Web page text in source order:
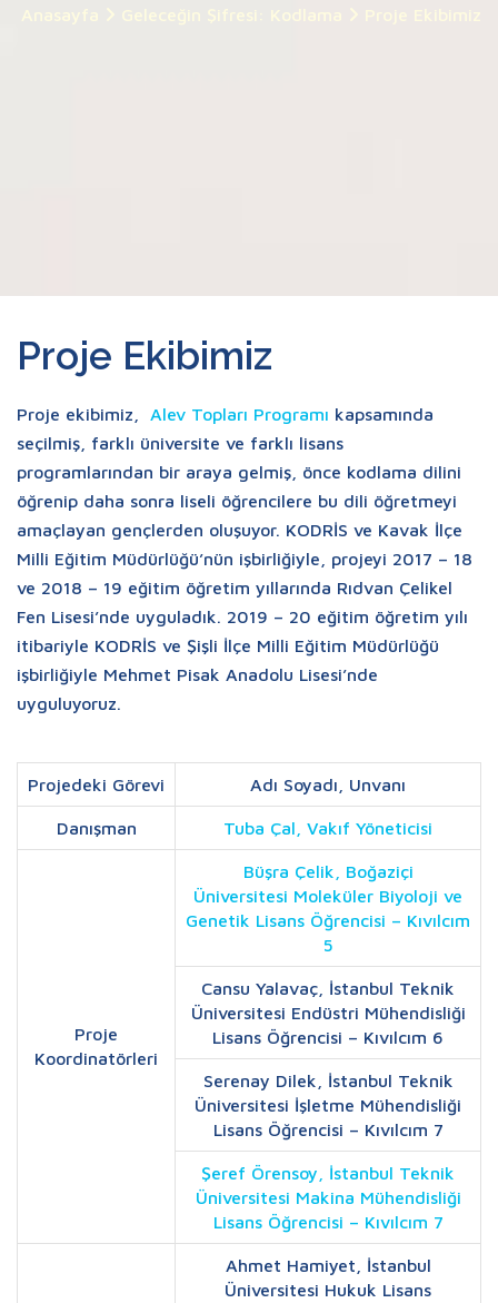
Proje Ekibimiz
Proje ekibimiz, Alev Topları Programı kapsamında
seçilmiş, farklı üniversite ve farklı lisans
programlarından bir araya gelmiş, önce kodlama dilini
öğrenip daha sonra liseli öğrencilere bu dili öğretmeyi
amaçlayan gençlerden oluşuyor. KODRİS ve Kavak İlçe
Milli Eğitim Müdürlüğü’nün işbirliğiyle, projeyi 2017 – 18
ve 2018 – 19 eğitim öğretim yıllarında Rıdvan Çelikel
Fen Lisesi’nde uyguladık. 2019 – 20 eğitim öğretim yılı
itibariyle KODRİS ve Şişli İlçe Milli Eğitim Müdürlüğü
işbirliğiyle Mehmet Pisak Anadolu Lisesi’nde
uyguluyoruz.
Projedeki Görevi Adı Soyadı, Unvanı
Danışman Tuba Çal, Vakıf Yöneticisi
Proje
Koordinatörleri
Büşra Çelik, Boğaziçi
Üniversitesi Moleküler Biyoloji ve
Genetik Lisans Öğrencisi – Kıvılcım
5
Cansu Yalavaç, İstanbul Teknik
Üniversitesi Endüstri Mühendisliği
Lisans Öğrencisi – Kıvılcım 6
Serenay Dilek, İstanbul Teknik
Üniversitesi İşletme Mühendisliği
Lisans Öğrencisi – Kıvılcım 7
Şeref Örensoy, İstanbul Teknik
Üniversitesi Makina Mühendisliği
Lisans Öğrencisi – Kıvılcım 7
Ahmet Hamiyet, İstanbul
Üniversitesi Hukuk Lisans